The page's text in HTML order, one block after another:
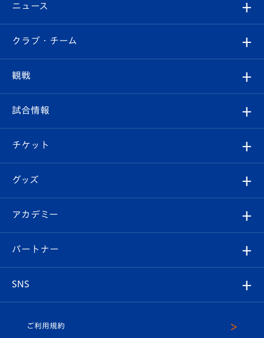
ニュース
すべて
クラブ
試合情報
チケット
イベント
メディア
ホームタウン
クラブ・チーム
クラブ概要
エンブレム紹介
スタッフプロフィール
マスコット紹介
観戦
観戦ルール
はじめての観戦ガイド
Revive Team
ヴィヴィくんの長崎おもてなしガイド
試合情報
試合日程/結果
フォトギャラリー
スタジアムグルメ
チケット
チケット
V-LOVERS（ファンクラブ）
プレイヤーズスイート
グッズ
オンラインショップ
店舗情報
アカデミー
育成からのお知らせ
U-18
パートナー
SNS
ご利用規約